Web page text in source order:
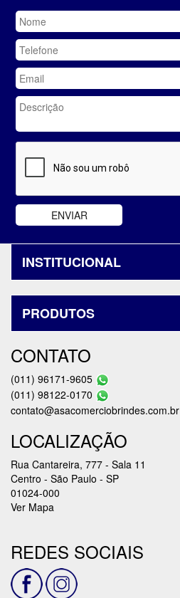
INSTITUCIONAL
PRODUTOS
CONTATO
(011) 96171-9605
(011) 98122-0170
contato@asacomerciobrindes.com.br
LOCALIZAÇÃO
Rua Cantareira, 777 - Sala 11
Centro - São Paulo - SP
01024-000
Ver Mapa
REDES SOCIAIS